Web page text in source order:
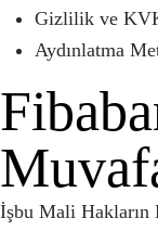
Gizlilik ve
Aydınlatma
İşbu Mali Hakların